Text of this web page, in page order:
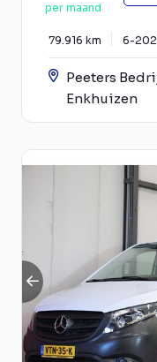
per maand
79.916 km 6-
Peeters
Enkhuizen